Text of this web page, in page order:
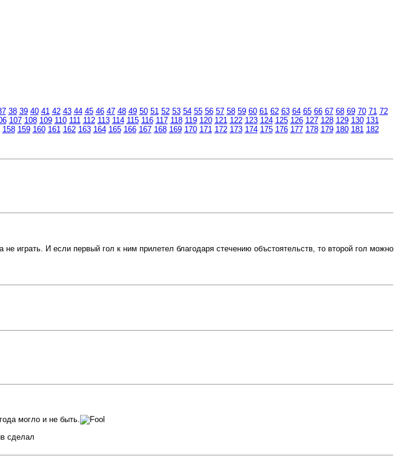
38 39 40 41 42 43 44 45 46 47 48 49 50 51 52 53 54 55 56 57 58 59 60 61 62 63 64 65 66 67 68 69 70 71 72
107 108 109 110 111 112 113 114 115 116 117 118 119 120 121 122 123 124 125 126 127 128 129 130 131
158 159 160 161 162 163 164 165 166 167 168 169 170 171 172 173 174 175 176 177 178 179 180 181 182
играть. И если первый гол к ним прилетел благодаря стечению объстоятельств, то второй гол можно
могло и не быть.
сделал